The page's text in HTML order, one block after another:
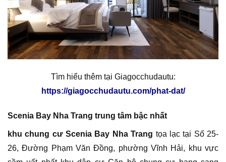
Tìm hiểu thêm tại Giagocchudautu:
https://giagocchudautu.com/phat-dat/
Scenia Bay Nha Trang trung tâm bậc nhất
khu chung cư Scenia Bay Nha Trang tọa lạc tại Số 25-
26, Đường Phạm Văn Đồng, phường Vĩnh Hải, khu vực